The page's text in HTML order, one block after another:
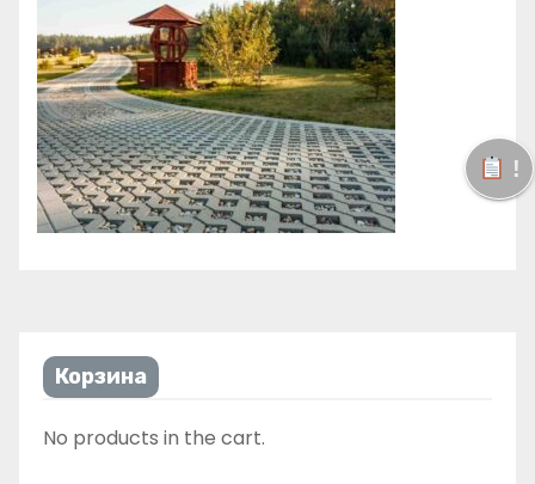
!
Корзина
No products in the cart.